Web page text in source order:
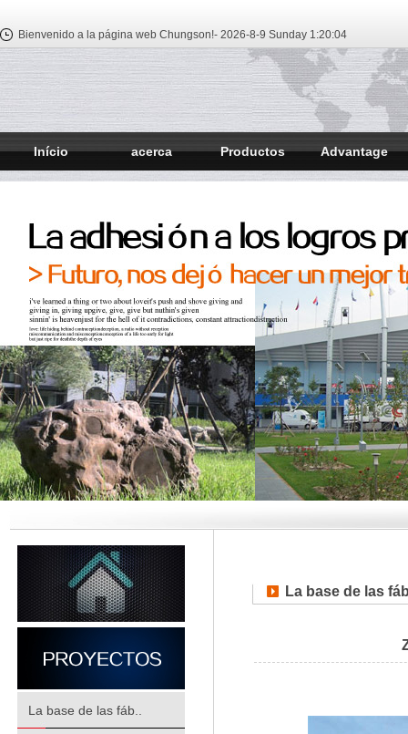
Bienvenido a la página web Chungson!- 2026-8-9 Sunday 1:20:05
Início acerca Productos Advantage
La base de las fáb..
La base de las